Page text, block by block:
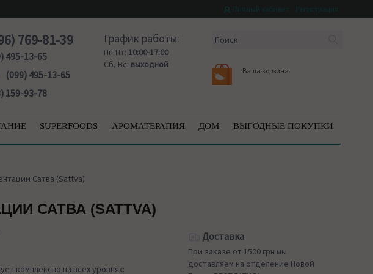
769-81-39
495-13-65
(099) 495-13-65
159-93-78
График работы:
Пн-Пт: 10:00-17:00
Сб, Вс: выходной
Ваша корзина
SUPERFOODS АРОМАТЕРАПИЯ ДОМ ВЫГОДНЫЕ ПОКУПКИ
Сатва (Sattva)
САТВА (SATTVA)
комплексно на всех уровнях:
Доставка
При заказе от 1500 грн мы
доставляем на отделение Новой